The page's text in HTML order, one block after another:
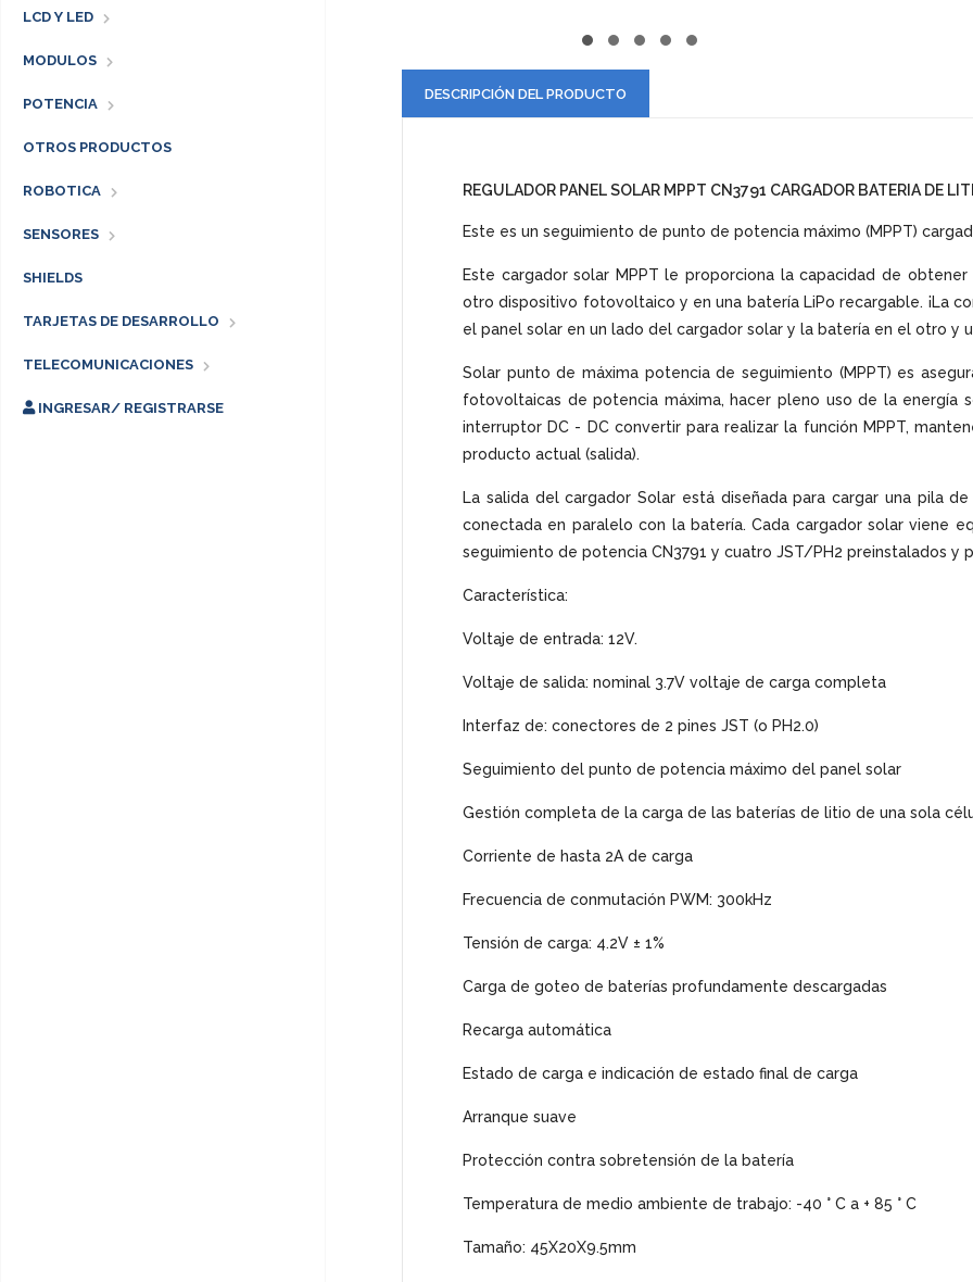
LCD Y LED
MODULOS
POTENCIA
OTROS PRODUCTOS
ROBOTICA
SENSORES
SHIELDS
TARJETAS DE DESARROLLO
TELECOMUNICACIONES
INGRESAR/ REGISTRARSE
DESCRIPCIÓN DEL PRODUCTO
REGULADOR PANEL SOLAR MPPT CN3791 CARGADOR BATERIA DE
Este es un seguimiento de punto de potencia máximo (MPPT)
Este cargador solar MPPT le proporciona la capacidad de
otro dispositivo fotovoltaico y en una batería LiPo recargable. ¡La
el panel solar en un lado del cargador solar y la batería en el otro y
Solar punto de máxima potencia de seguimiento (MPPT) es
fotovoltaicas de potencia máxima, hacer pleno uso de la energía
interruptor DC - DC convertir para realizar la función MPPT,
producto actual (salida).
La salida del cargador Solar está diseñada para cargar una pila
conectada en paralelo con la batería. Cada cargador solar viene
seguimiento de potencia CN3791 y cuatro JST/PH2 preinstalados y
Característica:
Voltaje de entrada: 12V.
Voltaje de salida: nominal 3.7V voltaje de carga completa
Interfaz de: conectores de 2 pines JST (o PH2.0)
Seguimiento del punto de potencia máximo del panel solar
Gestión completa de la carga de las baterías de litio de una sola
Corriente de hasta 2A de carga
Frecuencia de conmutación PWM: 300kHz
Tensión de carga: 4.2V ± 1%
Carga de goteo de baterías profundamente descargadas
Recarga automática
Estado de carga e indicación de estado final de carga
Arranque suave
Protección contra sobretensión de la batería
Temperatura de medio ambiente de trabajo: -40 ° C a + 85 ° C
Tamaño: 45X20X9.5mm